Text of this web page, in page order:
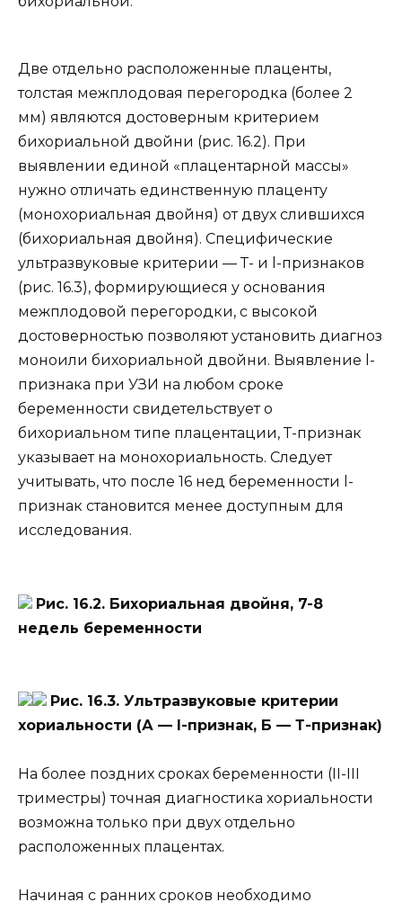
Две отдельно расположенные плаценты,
толстая межплодовая перегородка (более 2
мм) являются достоверным критерием
бихориальной двойни (рис. 16.2). При
выявлении единой «плацентарной массы»
нужно отличать единственную плаценту
(монохориальная двойня) от двух слившихся
(бихориальная двойня). Специфические
ультразвуковые критерии — Т- и l-признаков
(рис. 16.3), формирующиеся у основания
межплодовой перегородки, с высокой
достоверностью позволяют установить диагноз
моноили бихориальной двойни. Выявление l-
признака при УЗИ на любом сроке
беременности свидетельствует о
бихориальном типе плацентации, Т-признак
указывает на монохориальность. Следует
учитывать, что после 16 нед беременности l-
признак становится менее доступным для
исследования.
Рис. 16.2. Бихориальная двойня, 7-8
недель беременности
Рис. 16.3. Ультразвуковые критерии
хориальности (А — l-признак, Б — Т-признак)
На более поздних сроках беременности (II-III
триместры) точная диагностика хориальности
возможна только при двух отдельно
расположенных плацентах.
Начиная с ранних сроков необходимо